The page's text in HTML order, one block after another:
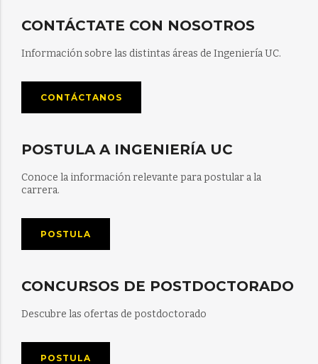
CONTÁCTATE CON NOSOTROS
Información sobre las distintas áreas de Ingeniería UC.
CONTÁCTANOS
POSTULA A INGENIERÍA UC
Conoce la información relevante para postular a la
carrera.
POSTULA
CONCURSOS DE POSTDOCTORADO
Descubre las ofertas de postdoctorado
POSTULA